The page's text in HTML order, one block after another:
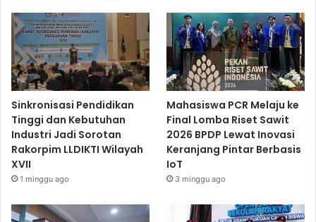
Sinkronisasi Pendidikan
Tinggi dan Kebutuhan
Industri Jadi Sorotan
Rakorpim LLDIKTI Wilayah
XVII
1 minggu ago
Mahasiswa PCR Melaju ke
Final Lomba Riset Sawit
2026 BPDP Lewat Inovasi
Keranjang Pintar Berbasis
IoT
3 minggu ago